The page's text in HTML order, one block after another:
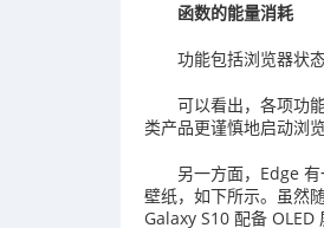
函数的能量消耗
功能包括浏览器状
可以看出，各项功
类产品更谨慎地启动浏
另一方面，Edge
壁纸，如下所示。虽然
Galaxy S10 配备